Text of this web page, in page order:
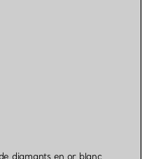
diamants en or blanc